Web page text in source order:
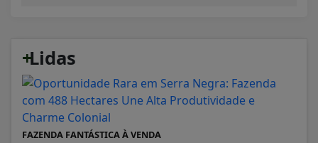
+
Lidas
FAZENDA FANTÁSTICA À VENDA